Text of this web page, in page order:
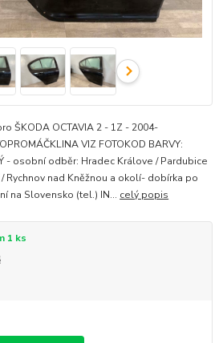
ŠKODA OCTAVIA 2 - 1Z - 2004-
VIZ FOTOKOD BARVY:
- osobní odběr: Hradec Králove / Pardubice
/ Rychnov nad Kněžnou a okolí- dobírka po
na Slovensko (tel.) IN... celý popis
1 ks